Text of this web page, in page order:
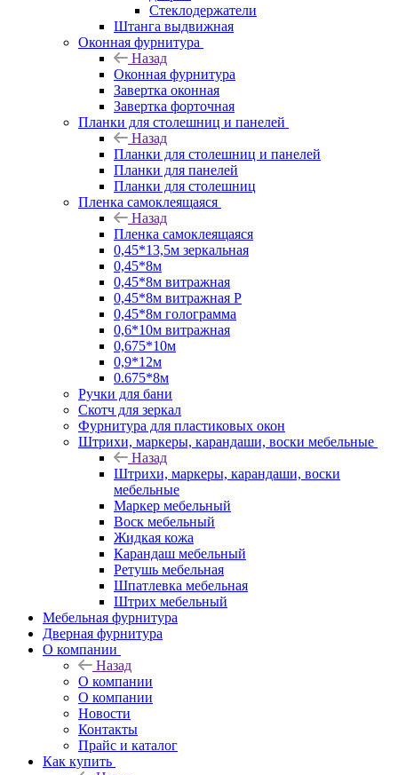
Стеклодержатели
Штанга выдвижная
Оконная фурнитура
Назад
Оконная фурнитура
Завертка оконная
Завертка форточная
Планки для столешниц и панелей
Назад
Планки для столешниц и панелей
Планки для панелей
Планки для столешниц
Пленка самоклеящаяся
Назад
Пленка самоклеящаяся
0,45*13,5м зеркальная
0,45*8м
0,45*8м витражная
0,45*8м витражная Р
0,45*8м голограмма
0,6*10м витражная
0,675*10м
0,9*12м
0.675*8м
Ручки для бани
Скотч для зеркал
Фурнитура для пластиковых окон
Штрихи, маркеры, карандаши, воски мебельные
Назад
Штрихи, маркеры, карандаши, воски
мебельные
Маркер мебельный
Воск мебельный
Жидкая кожа
Карандаш мебельный
Ретушь мебельная
Шпатлевка мебельная
Штрих мебельный
Мебельная фурнитура
Дверная фурнитура
О компании
Назад
О компании
О компании
Новости
Контакты
Прайс и каталог
Как купить